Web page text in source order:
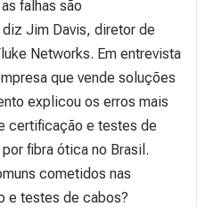
falhas são
Jim Davis, diretor de
Networks. Em entrevista
que vende soluções
explicou os erros mais
certificação e testes de
fibra ótica no Brasil.
cometidos nas
e testes de cabos?